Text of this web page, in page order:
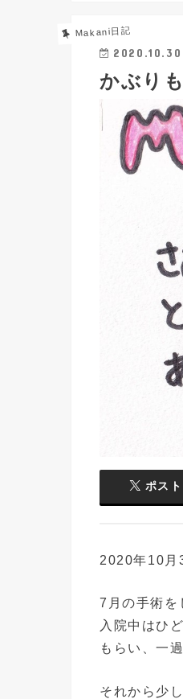
Makani日記
2020.10.30
かぶり
ポスト
2020年10月
7月の手術を
入院中はひ
もらい、一
それから少